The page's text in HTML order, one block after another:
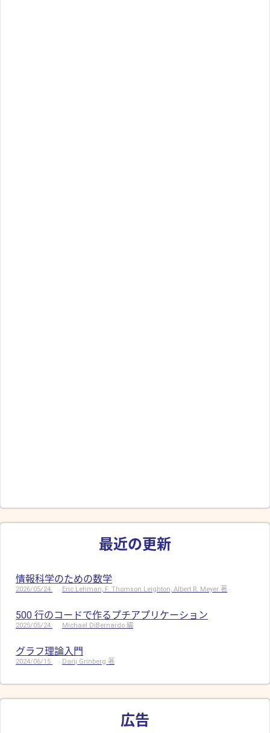
最近の更新
情報科学のための数学
2026/05/24 Eric Lehman, F. Thomson Leighton, Albert R. Meyer 著
500 行のコードで作るプチアプリケーション
2025/05/24 Michael DiBernardo 編
グラフ理論入門
2024/06/15 Darij Grinberg 著
広告